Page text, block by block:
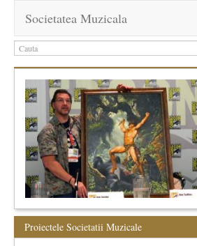
Societatea Muzicala
Proiectele Societatii Muzicale